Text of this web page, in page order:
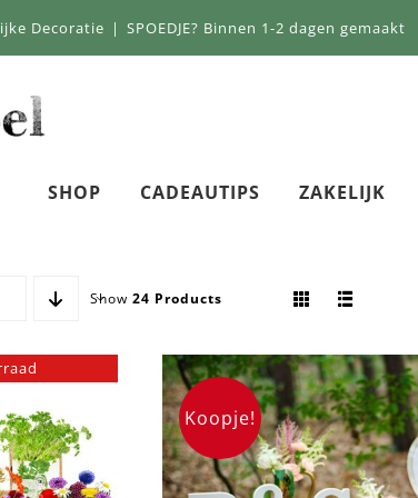
Decoratie | SPOEDJE? Binnen 1-2 dagen gemaakt
SHOP CADEAUTIPS ZAKELIJK
Show 24 Products
Koopje!